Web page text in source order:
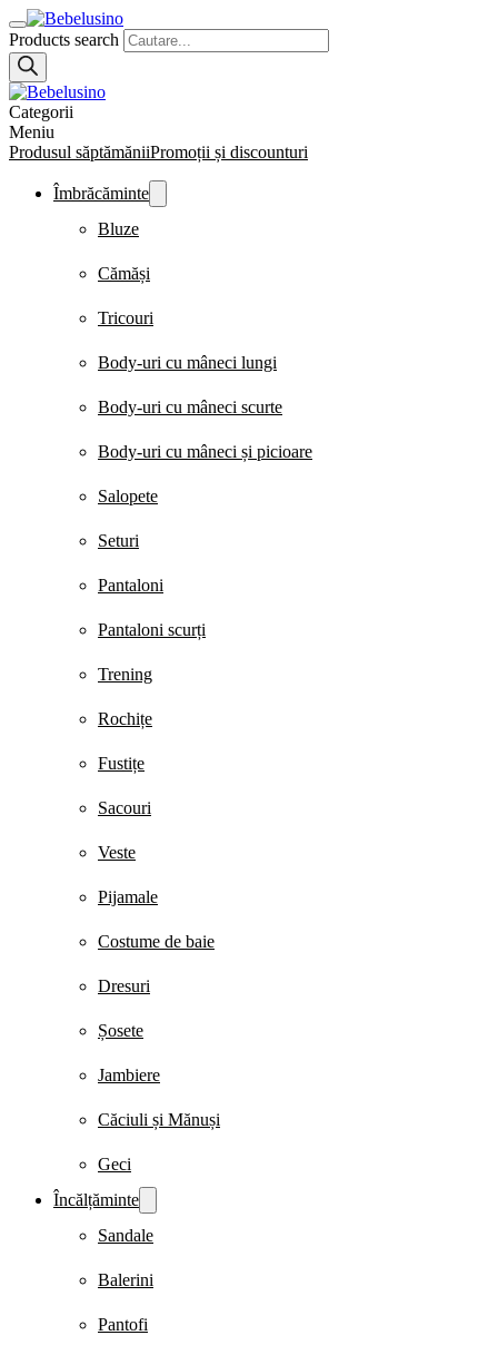
Products search
Categorii
Meniu
Produsul săptămăniiPromoții și discounturi
Îmbrăcăminte
Bluze
Cămăși
Tricouri
Body-uri cu mâneci lungi
Body-uri cu mâneci scurte
Body-uri cu mâneci și picioare
Salopete
Seturi
Pantaloni
Pantaloni scurți
Trening
Rochițe
Fustițe
Sacouri
Veste
Pijamale
Costume de baie
Dresuri
Șosete
Jambiere
Căciuli și Mănuși
Geci
Încălțăminte
Sandale
Balerini
Pantofi